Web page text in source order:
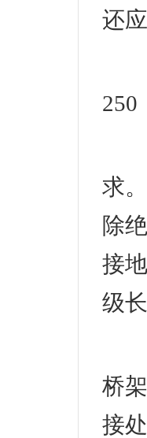
还
250
求
除
接
级
桥
接